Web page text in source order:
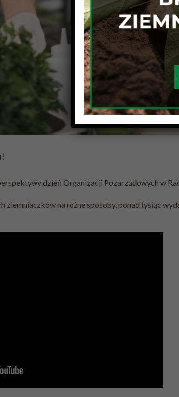
dzień Organizacji Pozarządowych w
ziemniaczków na różne sposoby, ponad tysiąc